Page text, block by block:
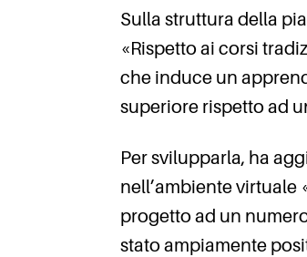
Sulla struttura della
«Rispetto ai corsi
che induce un
superiore rispetto ad
Per svilupparla, ha
nell’ambiente virtuale
progetto ad un
stato ampiamente